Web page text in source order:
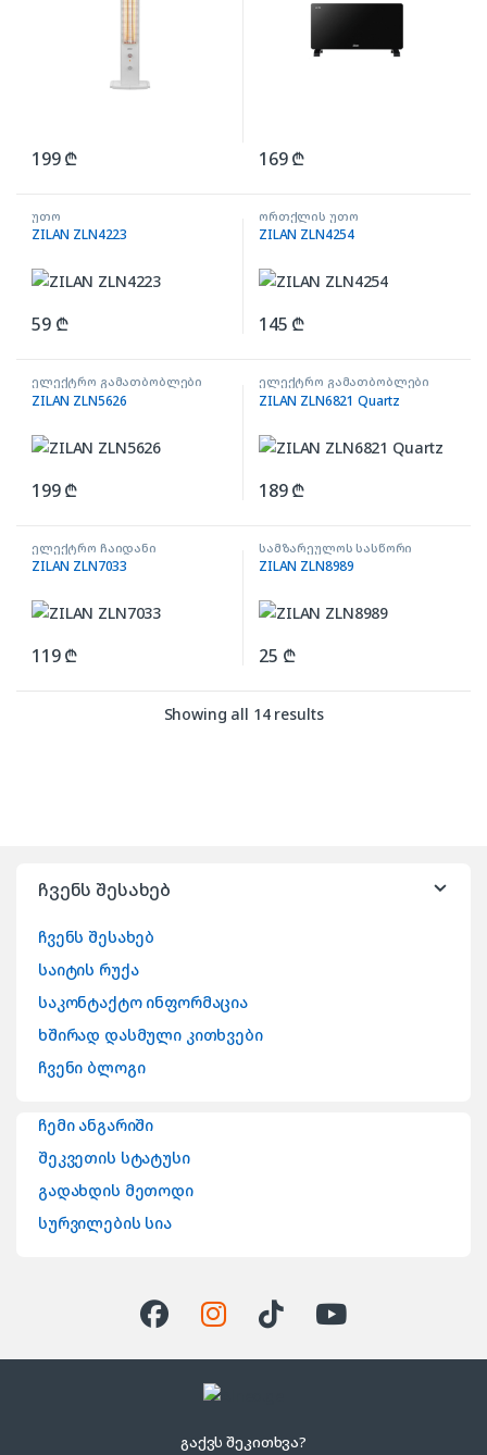
199₾ 169₾
უთო
ZILAN ZLN4223
59 ₾
ორთქლის უთო
ZILAN ZLN4254
145 ₾
ელექტრო გამათბობლები
ZILAN ZLN5626
199₾
ელექტრო გამათბობლები
ZILAN ZLN6821 Quartz
189₾
ელექტრო ჩაიდანი
ZILAN ZLN7033
119₾
სამზარეულოს სასწორი
ZILAN ZLN8989
25 ₾
Showing all 14 results
ჩვენს შესახებ
ჩვენს შესახებ
საიტის რუქა
საკონტაქტო ინფორმაცია
ხშირად დასმული კითხვები
ჩვენი ბლოგი
ჩემი ანგარიში
შეკვეთის სტატუსი
გადახდის მეთოდი
სურვილების სია
გაქვს შეკითხვა?